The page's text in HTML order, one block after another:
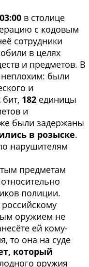
в столице
с кодовым
сотрудники
в целях
и предметов. В
неплохим: были
и
бит, 182 единицы
и
были задержаны
в розыске.
нарушителям
предметам
полиции.
оружием не
ей кому-
то она на суде
который
оружия